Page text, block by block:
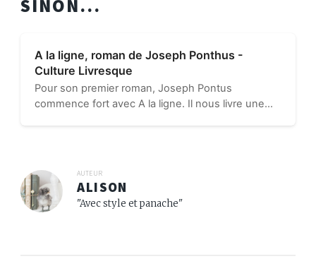
SINON...
A la ligne, roman de Joseph Ponthus -
Culture Livresque
Pour son premier roman, Joseph Pontus
commence fort avec A la ligne. Il nous livre une
AUTEUR
ALISON
"Avec style et panache"